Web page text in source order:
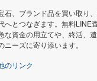
石、ブランド品を買い取り
へとつなぎます。無料LINE
な資金の用立てや、終活、
ニーズに寄り添います。
のリンク